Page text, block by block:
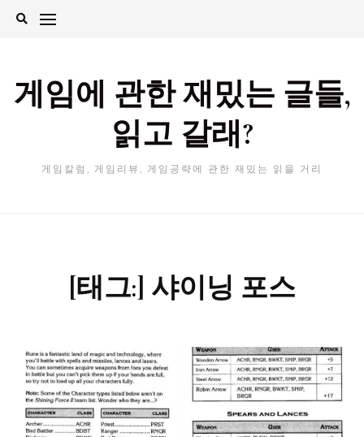
Skip
게임에 관한 재밌는 글들,
읽고 갈래?
게임칼럼, 게임리뷰, 게임공략에 관한 재밌는 읽을 거리
[태그:] 샤이닝 포스